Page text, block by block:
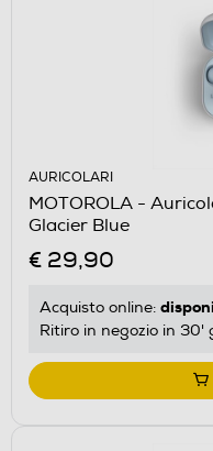
AURICOLARI
MOTOROLA -
Glacier Blue
€ 29,90
Acquisto online:
Ritiro in negozio in 30'